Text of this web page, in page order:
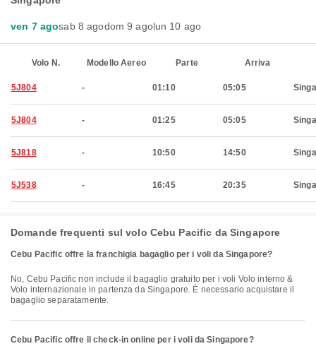
ven 7 agosab 8 agodom 9 agolun 10 ago
Volo N. Modello Aereo Parte Arriva
5J804 - 01:10 05:05
5J804 - 01:25 05:05
5J818 - 10:50 14:50
5J538 - 16:45 20:35
Domande frequenti sul volo Cebu Pacific da Singapore
Cebu Pacific offre la franchigia bagaglio per i voli da Singapore?
No, Cebu Pacific non include il bagaglio gratuito per i voli Volo interno &
Volo internazionale in partenza da Singapore. È necessario acquistare il
bagaglio separatamente.
Cebu Pacific offre il check-in online per i voli da Singapore?